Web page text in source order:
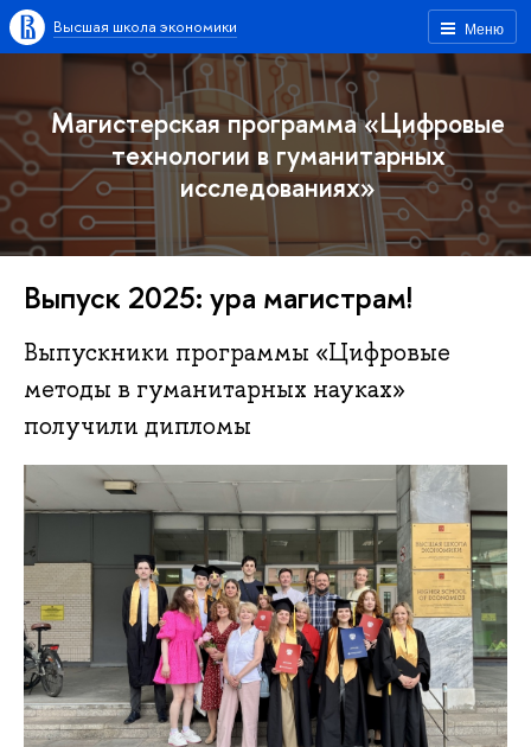
Меню
Высшая школа экономики
Магистерская программа «Цифровые
технологии в гуманитарных
исследованиях»
Выпуск 2025: ура магистрам!
Выпускники программы «Цифровые
методы в гуманитарных науках»
получили дипломы